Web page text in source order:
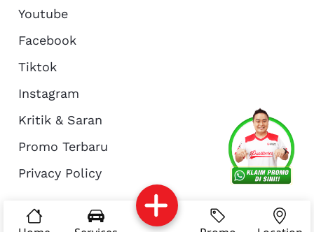
About Us
Reservasi Article
Youtube
Facebook
Tiktok
Instagram
Kritik & Saran
Promo Terbaru
Privacy Policy
© Copyright 2026 - Dokter Mobil Indonesia